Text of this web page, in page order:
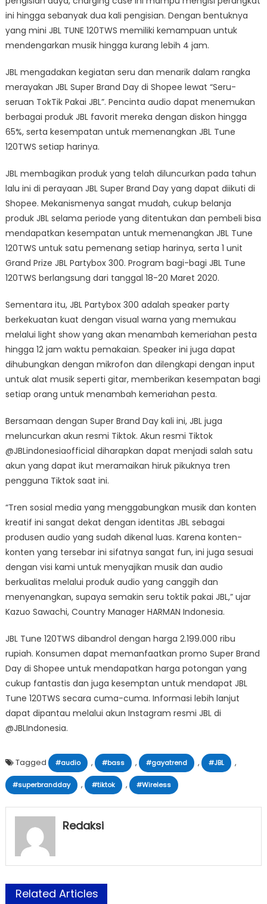
ini hingga sebanyak dua kali pengisian. Dengan bentuknya
yang mini JBL TUNE 120TWS memiliki kemampuan untuk
mendengarkan musik hingga kurang lebih 4 jam.
JBL mengadakan kegiatan seru dan menarik dalam rangka
merayakan JBL Super Brand Day di Shopee lewat “Seru-
seruan TokTik Pakai JBL”. Pencinta audio dapat menemukan
berbagai produk JBL favorit mereka dengan diskon hingga
65%, serta kesempatan untuk memenangkan JBL Tune
120TWS setiap harinya.
JBL membagikan produk yang telah diluncurkan pada tahun
lalu ini di perayaan JBL Super Brand Day yang dapat diikuti di
Shopee. Mekanismenya sangat mudah, cukup belanja
produk JBL selama periode yang ditentukan dan pembeli bisa
mendapatkan kesempatan untuk memenangkan JBL Tune
120TWS untuk satu pemenang setiap harinya, serta 1 unit
Grand Prize JBL Partybox 300. Program bagi-bagi JBL Tune
120TWS berlangsung dari tanggal 18-20 Maret 2020.
Sementara itu, JBL Partybox 300 adalah speaker party
berkekuatan kuat dengan visual warna yang memukau
melalui light show yang akan menambah kemeriahan pesta
hingga 12 jam waktu pemakaian. Speaker ini juga dapat
dihubungkan dengan mikrofon dan dilengkapi dengan input
untuk alat musik seperti gitar, memberikan kesempatan bagi
setiap orang untuk menambah kemeriahan pesta.
Bersamaan dengan Super Brand Day kali ini, JBL juga
meluncurkan akun resmi Tiktok. Akun resmi Tiktok
@JBLindonesiaofficial diharapkan dapat menjadi salah satu
akun yang dapat ikut meramaikan hiruk pikuknya tren
pengguna Tiktok saat ini.
“Tren sosial media yang menggabungkan musik dan konten
kreatif ini sangat dekat dengan identitas JBL sebagai
produsen audio yang sudah dikenal luas. Karena konten-
konten yang tersebar ini sifatnya sangat fun, ini juga sesuai
dengan visi kami untuk menyajikan musik dan audio
berkualitas melalui produk audio yang canggih dan
menyenangkan, supaya semakin seru toktik pakai JBL,” ujar
Kazuo Sawachi, Country Manager HARMAN Indonesia.
JBL Tune 120TWS dibandrol dengan harga 2.199.000 ribu
rupiah. Konsumen dapat memanfaatkan promo Super Brand
Day di Shopee untuk mendapatkan harga potongan yang
cukup fantastis dan juga kesemptan untuk mendapat JBL
Tune 120TWS secara cuma-cuma. Informasi lebih lanjut
dapat dipantau melalui akun Instagram resmi JBL di
@JBLIndonesia.
Tagged #audio , #bass , #gayatrend , #JBL ,
#superbrandday , #tiktok , #Wireless
Redaksi
Related Articles